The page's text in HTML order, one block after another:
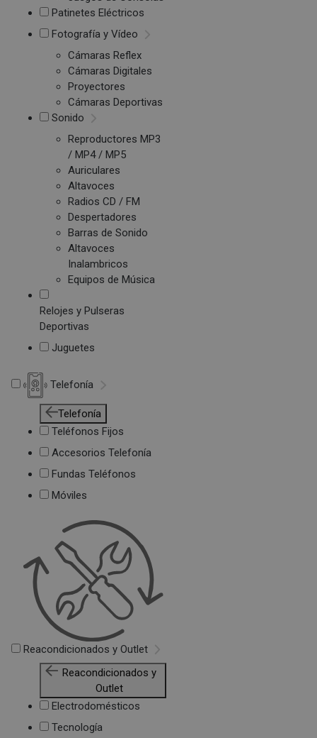
Patinetes Eléctricos
Fotografía y Vídeo
Cámaras Reflex
Cámaras Digitales
Proyectores
Cámaras Deportivas
Sonido
Reproductores MP3
/ MP4 / MP5
Auriculares
Altavoces
Radios CD / FM
Despertadores
Barras de Sonido
Altavoces
Inalambricos
Equipos de Música
Relojes y Pulseras
Deportivas
Juguetes
Telefonía
Telefonía
Teléfonos Fijos
Accesorios Telefonía
Fundas Teléfonos
Móviles
Reacondicionados y Outlet
Reacondicionados y
Outlet
Electrodomésticos
Tecnología